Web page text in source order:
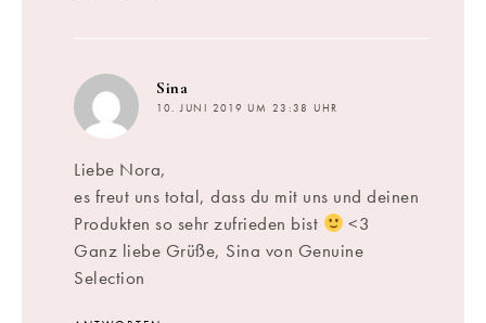
Sina
10. JUNI 2019 UM 23:38 UHR
Liebe Nora,
es freut uns total, dass du mit uns und deinen
Produkten so sehr zufrieden bist
<3
Ganz liebe Grüße, Sina von Genuine
Selection